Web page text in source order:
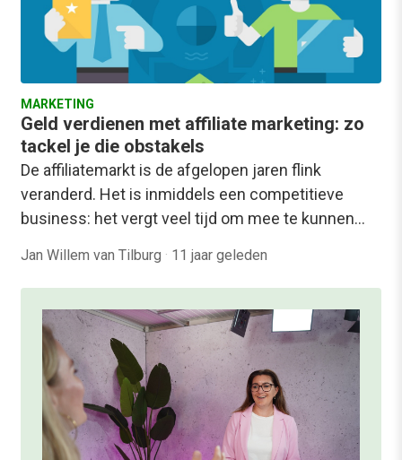
MARKETING
Geld verdienen met affiliate marketing: zo
tackel je die obstakels
De affiliatemarkt is de afgelopen jaren flink
veranderd. Het is inmiddels een competitieve
business: het vergt veel tijd om mee te kunnen…
Jan Willem van Tilburg · 11 jaar geleden